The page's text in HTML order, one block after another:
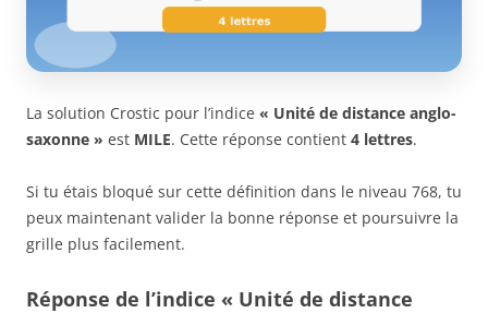
La solution Crostic pour l’indice « Unité de distance anglo-
saxonne » est MILE. Cette réponse contient 4 lettres.
Si tu étais bloqué sur cette définition dans le niveau 768, tu
peux maintenant valider la bonne réponse et poursuivre la
grille plus facilement.
Réponse de l’indice « Unité de distance